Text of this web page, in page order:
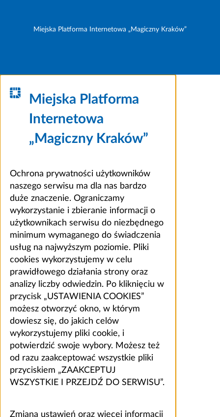
Miejska Platforma Internetowa „Magiczny Kraków”
Miejska Platforma
Internetowa
„Magiczny Kraków”
Ochrona prywatności użytkowników
naszego serwisu ma dla nas bardzo
duże znaczenie. Ograniczamy
wykorzystanie i zbieranie informacji o
użytkownikach serwisu do niezbędnego
minimum wymaganego do świadczenia
usług na najwyższym poziomie. Pliki
cookies wykorzystujemy w celu
prawidłowego działania strony oraz
analizy liczby odwiedzin. Po kliknięciu w
przycisk „USTAWIENIA COOKIES”
możesz otworzyć okno, w którym
dowiesz się, do jakich celów
wykorzystujemy pliki cookie, i
potwierdzić swoje wybory. Możesz też
od razu zaakceptować wszystkie pliki
przyciskiem „ZAAKCEPTUJ
WSZYSTKIE I PRZEJDŹ DO SERWISU”.
Zmiana ustawień oraz więcej informacji